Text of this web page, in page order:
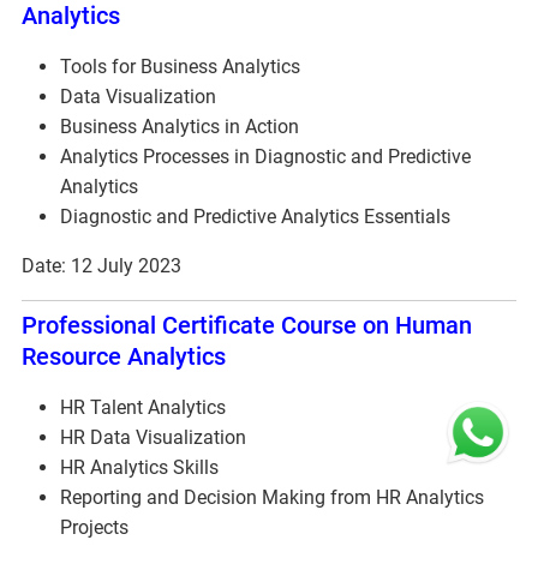
Analytics
Tools for Business Analytics
Data Visualization
Business Analytics in Action
Analytics Processes in Diagnostic and Predictive
Analytics
Diagnostic and Predictive Analytics Essentials
Date: 12 July 2023
Professional Certificate Course on Human
Resource Analytics
HR Talent Analytics
HR Data Visualization
HR Analytics Skills
Reporting and Decision Making from HR Analytics
Projects